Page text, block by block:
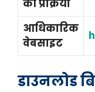
की प्रक्रिया
आधिकारिक
वेबसाइट
डाउनलोड